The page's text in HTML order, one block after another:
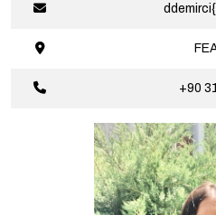
+90